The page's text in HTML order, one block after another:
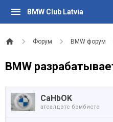
BMW Club Latvia
Форум BMW форум
BMW
CaHbOK
атсалдэтс бэмбистс